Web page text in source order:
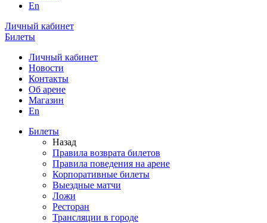
En
Личный кабинет
Билеты
Личный кабинет
Новости
Контакты
Об арене
Магазин
En
Билеты
Назад
Правила возврата билетов
Правила поведения на арене
Корпоративные билеты
Выездные матчи
Ложи
Ресторан
Трансляции в городе